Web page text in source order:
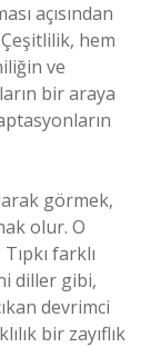
açısından
hem
ve
bir araya
görmek,
olur. O
farklı
diller gibi,
devrimci
bir zayıflık